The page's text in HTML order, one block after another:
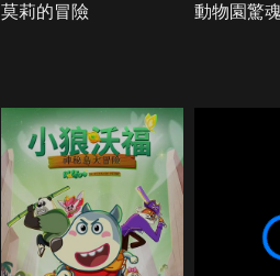
莫莉的冒險 動物園驚